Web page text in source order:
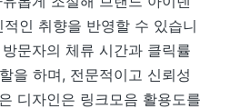
인 취향을 반영할 수 있습니
문자의 체류 시간과 클릭률
을 하며, 전문적이고 신뢰성
디자인은 링크모음 활용도를